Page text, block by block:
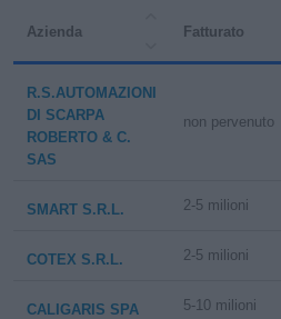
Azienda Fatturato
R.S.AUTOMAZIONI
DI SCARPA
ROBERTO & C.
SAS
non pervenuto
SMART S.R.L. 2-5 milioni
COTEX S.R.L. 2-5 milioni
CALIGARIS SPA 5-10 milioni